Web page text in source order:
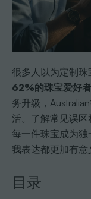
很多人以为定制
62%的珠宝爱好
务升级，
活。了解常见误
每一件珠宝成为
我表达都更加有意
目录